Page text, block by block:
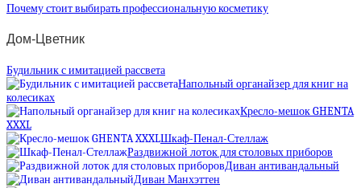
Почему стоит выбирать профессиональную косметику
Дом-Цветник
Будильник с имитацией рассвета
Напольный органайзер для книг на
колесиках
Кресло-мешок GHENTA
XXXL
Шкаф-Пенал-Стеллаж
Раздвижной лоток для столовых приборов
Диван антивандальный
Диван Манхэттен